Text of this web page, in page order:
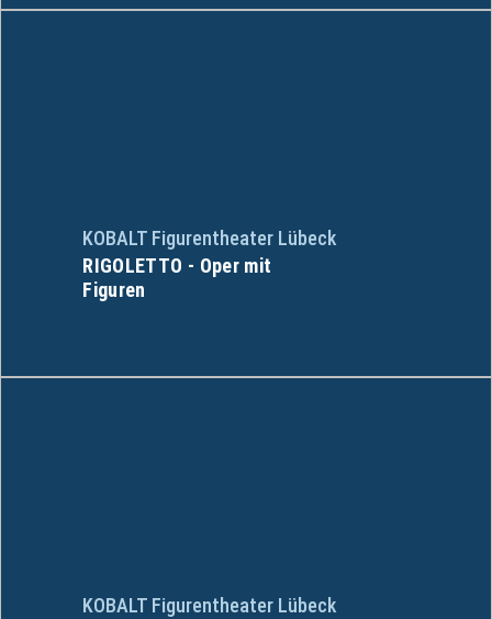
KOBALT Figurentheater Lübeck
RIGOLETTO - Oper mit
Figuren
KOBALT Figurentheater Lübeck